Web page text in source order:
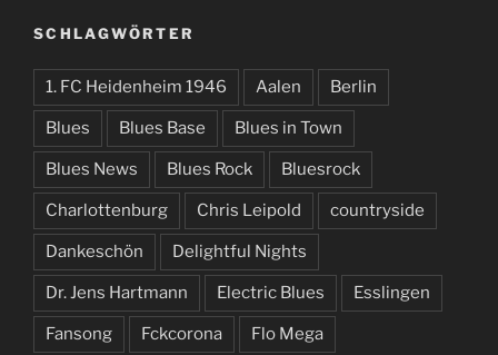
SCHLAGWÖRTER
1. FC Heidenheim 1946 Aalen Berlin
Blues Blues Base Blues in Town
Blues News Blues Rock Bluesrock
Charlottenburg Chris Leipold countryside
Dankeschön Delightful Nights
Dr. Jens Hartmann Electric Blues Esslingen
Fansong Fckcorona Flo Mega